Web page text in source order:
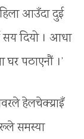
आउँदा दुई
सय दियो । आधा
घर पठाएनौं ।’
हेलचेक्य्राइँ
समस्या